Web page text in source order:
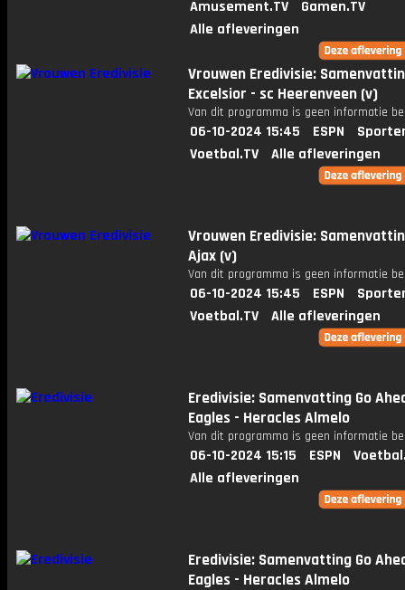
Amusement.TV
Gamen.TV
Alle afleveringen
Vrouwen Eredivisie:
Excelsior - sc Heerenveen (v)
Van dit programma is geen informatie
06-10-2024 15:45 ESPN
Voetbal.TV
Alle afleveringen
Vrouwen Eredivisie:
Ajax (v)
Van dit programma is geen informatie
06-10-2024 15:45 ESPN
Voetbal.TV
Alle afleveringen
Eredivisie: Samenvatting Go
Eagles - Heracles Almelo
Van dit programma is geen informatie
06-10-2024 15:15 ESPN
Alle afleveringen
Eredivisie: Samenvatting Go
Eagles - Heracles Almelo